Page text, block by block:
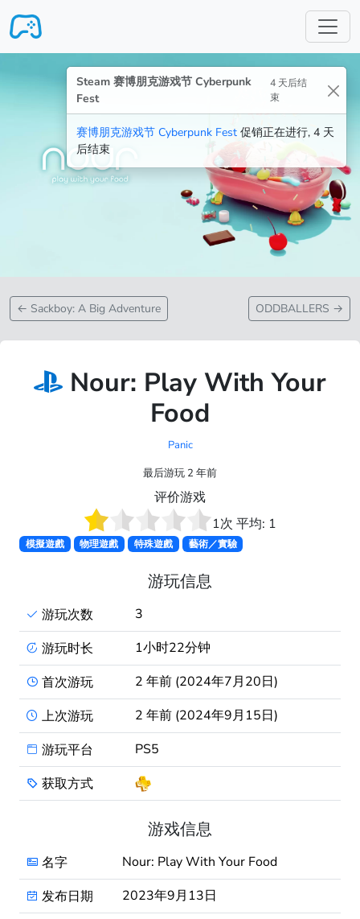
Steam 赛博朋克游戏节 Cyberpunk
Fest
4 天后结
束
赛博朋克游戏节 Cyberpunk Fest 促销正在进行, 4 天
后结束
← Sackboy: A Big Adventure ODDBALLERS →
Nour: Play With Your
Food
Panic
最后游玩 2 年前
评价游戏
1次 平均: 1
模擬遊戲 物理遊戲 特殊遊戲 藝術／實驗
游玩信息
游玩次数
3
游玩时长
1小时22分钟
首次游玩
2 年前 (2024年7月20日)
上次游玩
2 年前 (2024年9月15日)
游玩平台
PS5
获取方式
游戏信息
名字
Nour: Play With Your Food
发布日期
2023年9月13日